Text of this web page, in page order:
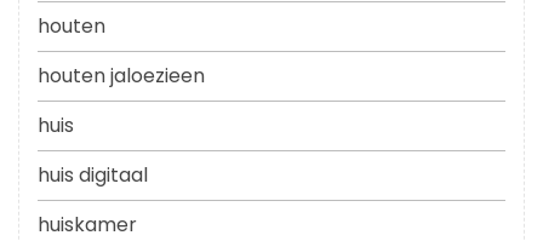
houten
houten jaloezieen
huis
huis digitaal
huiskamer